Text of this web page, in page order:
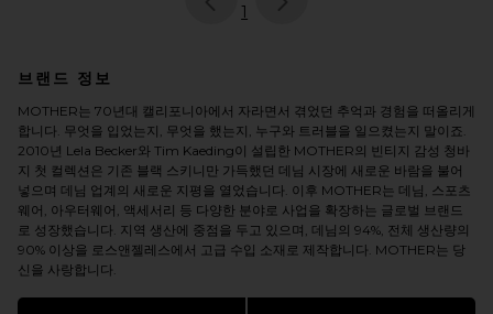
page
1
브랜드 정보
MOTHER는 70년대 캘리포니아에서 자라면서 겪었던 추억과 경험을 떠올리게
합니다. 무엇을 입었는지, 무엇을 했는지, 누구와 트러블을 일으켰는지 말이죠.
2010년 Lela Becker와 Tim Kaeding이 설립한 MOTHER의 빈티지 감성 청바
지 첫 컬렉션은 기존 블랙 스키니만 가득했던 데님 시장에 새로운 바람을 불어
넣으며 데님 업계의 새로운 지평을 열었습니다. 이후 MOTHER는 데님, 스포츠
웨어, 아우터웨어, 액세서리 등 다양한 분야로 사업을 확장하는 글로벌 브랜드
로 성장했습니다. 지역 생산에 중점을 두고 있으며, 데님의 94%, 전체 생산량의
90% 이상을 로스앤젤레스에서 고급 수입 소재로 제작합니다. MOTHER는 당
신을 사랑합니다.